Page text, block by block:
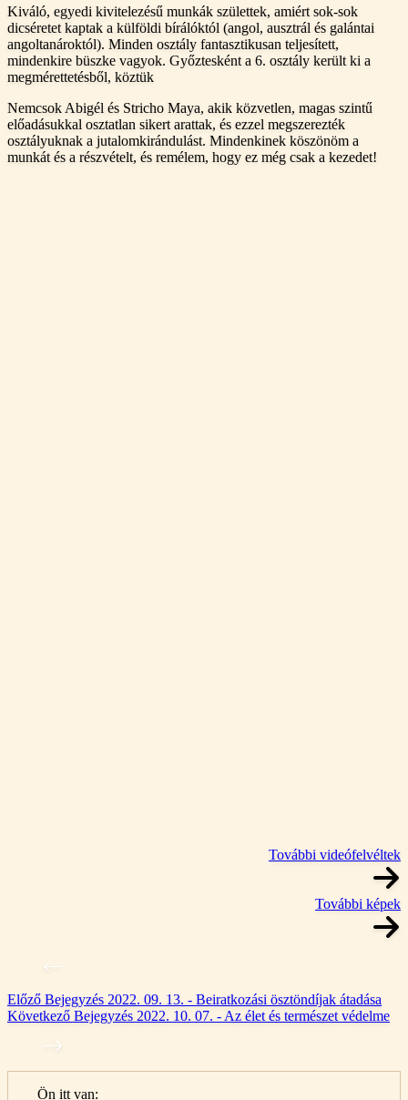
Kiváló, egyedi kivitelezésű munkák születtek, amiért sok-sok
dicséretet kaptak a külföldi bírálóktól (angol, ausztrál és galántai
angoltanároktól). Minden osztály fantasztikusan teljesített,
mindenkire büszke vagyok. Győztesként a 6. osztály került ki a
megmérettetésből, köztük
Nemcsok Abigél és Stricho Maya, akik közvetlen, magas szintű
előadásukkal osztatlan sikert arattak, és ezzel megszerezték
osztályuknak a jutalomkirándulást. Mindenkinek köszönöm a
munkát és a részvételt, és remélem, hogy ez még csak a kezedet!
További videófelvéltek
További képek
Előző Bejegyzés 2022. 09. 13. - Beiratkozási ösztöndíjak átadása
Következő Bejegyzés 2022. 10. 07. - Az élet és természet védelme
Ön itt van: